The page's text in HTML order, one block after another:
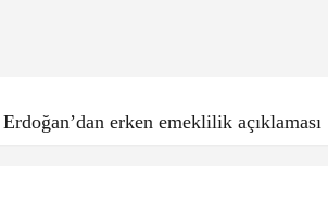
erken emeklilik açıklaması